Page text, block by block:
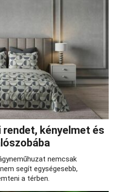
kényelmet és
nemcsak
segít egységesebb,
a térben.